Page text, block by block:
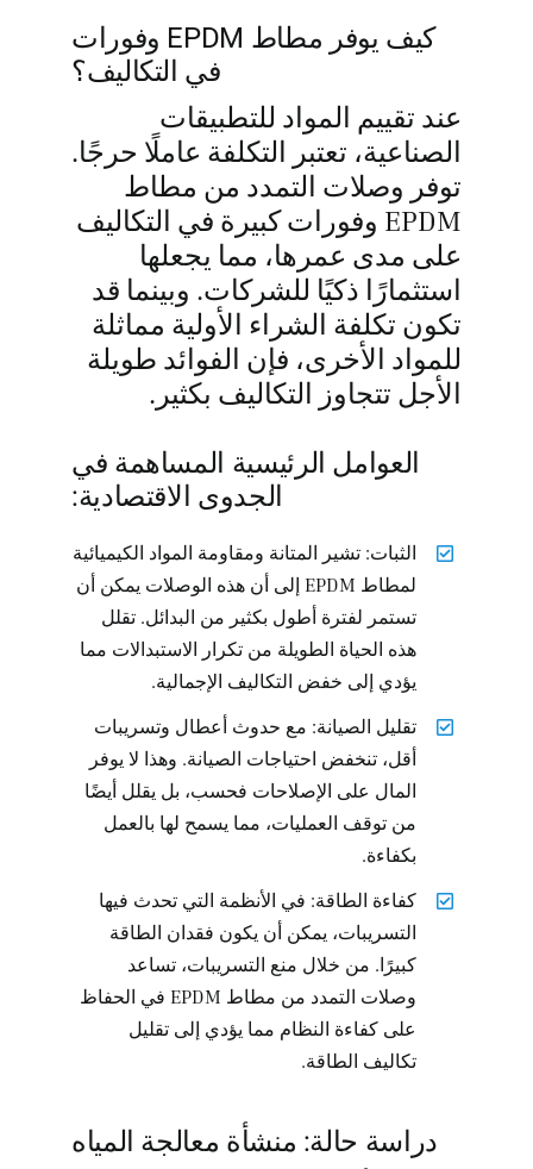
كيف يوفر مطاط EPDM وفورات
في التكاليف؟
عند تقييم المواد للتطبيقات
الصناعية، تعتبر التكلفة عاملًا حرجًا.
توفر وصلات التمدد من مطاط
EPDM وفورات كبيرة في التكاليف
على مدى عمرها، مما يجعلها
استثمارًا ذكيًا للشركات. وبينما قد
تكون تكلفة الشراء الأولية مماثلة
للمواد الأخرى، فإن الفوائد طويلة
الأجل تتجاوز التكاليف بكثير.
العوامل الرئيسية المساهمة في
الجدوى الاقتصادية:
الثبات: تشير المتانة ومقاومة المواد الكيميائية
لمطاط EPDM إلى أن هذه الوصلات يمكن أن
تستمر لفترة أطول بكثير من البدائل. تقلل
هذه الحياة الطويلة من تكرار الاستبدالات مما
يؤدي إلى خفض التكاليف الإجمالية.
تقليل الصيانة: مع حدوث أعطال وتسريبات
أقل، تنخفض احتياجات الصيانة. وهذا لا يوفر
المال على الإصلاحات فحسب، بل يقلل أيضًا
من توقف العمليات، مما يسمح لها بالعمل
بكفاءة.
كفاءة الطاقة: في الأنظمة التي تحدث فيها
التسريبات، يمكن أن يكون فقدان الطاقة
كبيرًا. من خلال منع التسريبات، تساعد
وصلات التمدد من مطاط EPDM في الحفاظ
على كفاءة النظام مما يؤدي إلى تقليل
تكاليف الطاقة.
دراسة حالة: منشأة معالجة المياه